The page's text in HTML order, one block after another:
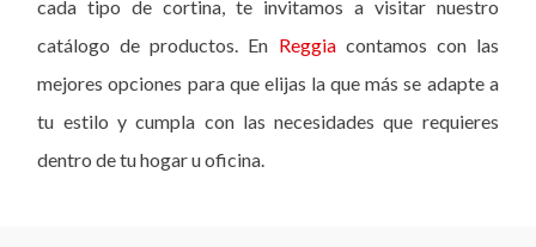
cada tipo de cortina, te invitamos a visitar nuestro
catálogo de productos. En Reggiacontamos con las
mejores opciones para que elijas la que más se adapte a
tu estilo y cumpla con las necesidades que requieres
dentro de tu hogar u oficina.